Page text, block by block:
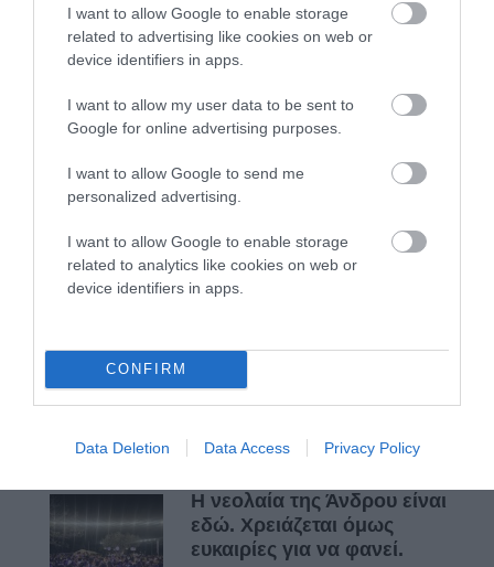
I want to allow Google to enable storage
related to advertising like cookies on web or
device identifiers in apps.
I want to allow my user data to be sent to
Google for online advertising purposes.
I want to allow Google to send me
personalized advertising.
I want to allow Google to enable storage
related to analytics like cookies on web or
device identifiers in apps.
CONFIRM
Data Deletion Data Access Privacy Policy
βίντεο εκείνης της ώρας…
ΑΠΟΚΛΕΙΣΤΙΚΟ: «ΕΤΣΙ ΑΝΑΚΑΛΥΨΑ ΤΟ
«ΑΥΤΗ ΤΗΝ ΑΝΔΡΟ ΘΕΛΟΥΜΕ…»
ΚΑΙ ΟΔΟΣ ΠΑΛΑIΟΚΡΑΣΣΑ! ΚΑΙ
ΑΝΕΜΟΓΕΝΝΗΤΡΙΕΣ ΓΙΟΚ!…
Πρόσφατα Άρθρα
Η Άνδρος συνεχίζει να
μπαρκάρει…
Η νεολαία της Άνδρου είναι
εδώ. Χρειάζεται όμως
ευκαιρίες για να φανεί.